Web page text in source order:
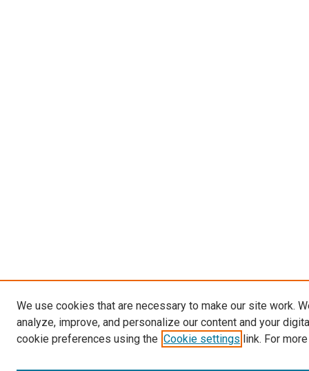
We use cookies that are necessary to make our site work.
analyze, improve, and personalize our content and your
cookie preferences using the Cookie settings link. For